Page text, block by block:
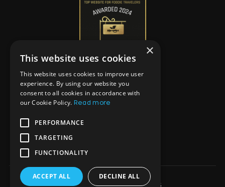
Präsentiert von WordPress
×
This website uses cookies
This website uses cookies to improve user
experience. By using our website you
consent to all cookies in accordance with
our Cookie Policy. Read more
PERFORMANCE
TARGETING
FUNCTIONALITY
ACCEPT ALL DECLINE ALL